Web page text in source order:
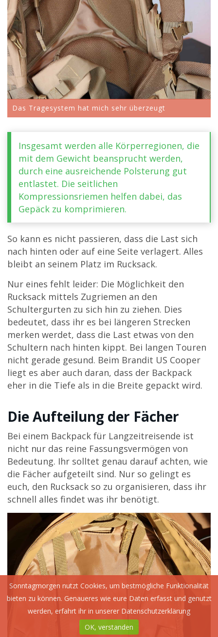
Das Tragesystem hat mich sehr überzeugt
Insgesamt werden alle Körperregionen, die
mit dem Gewicht beansprucht werden,
durch eine ausreichende Polsterung gut
entlastet. Die seitlichen
Kompressionsriemen helfen dabei, das
Gepäck zu komprimieren.
So kann es nicht passieren, dass die Last sich
nach hinten oder auf eine Seite verlagert. Alles
bleibt an seinem Platz im Rucksack.
Nur eines fehlt leider: Die Möglichkeit den
Rucksack mittels Zugriemen an den
Schultergurten zu sich hin zu ziehen. Dies
bedeutet, dass ihr es bei längeren Strecken
merken werdet, dass die Last etwas von den
Schultern nach hinten kippt. Bei langen Touren
nicht gerade gesund. Beim Brandit US Cooper
liegt es aber auch daran, dass der Backpack
eher in die Tiefe als in die Breite gepackt wird.
Die Aufteilung der Fächer
Bei einem Backpack für Langzeitreisende ist
nicht nur das reine Fassungsvermögen von
Bedeutung. Ihr solltet genau darauf achten, wie
die Fächer aufgeteilt sind. Nur so gelingt es
euch, den Rucksack so zu organisieren, dass ihr
schnell alles findet was ihr benötigt.
Sonntagmorgen nutzt Cookies, um bestmögliche Funktionalität
bieten zu können. Genaueres wie eure Daten erfasst und genutzt
werden, erfahrt ihr in unserer Datenschutzerklärung
OK, verstanden